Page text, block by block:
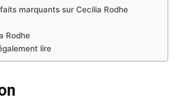
marquants sur Cecilia Rodhe
Rodhe
lire